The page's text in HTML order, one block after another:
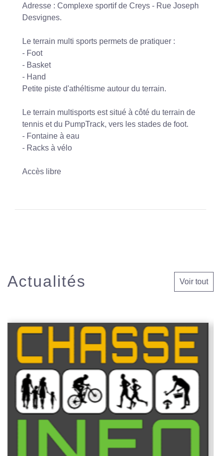
Adresse : Complexe sportif de Creys - Rue Joseph
Desvignes.
Le terrain multi sports permets de pratiquer :
- Foot
- Basket
- Hand
Petite piste d'athéltisme autour du terrain.
Le terrain multisports est situé à côté du terrain de
tennis et du PumpTrack, vers les stades de foot.
- Fontaine à eau
- Racks à vélo
Accès libre
Actualités Voir tout